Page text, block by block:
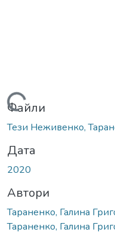
Вантажиться...
Файли
Тези Неживенко,
Дата
2020
Автори
Тараненко, Галина
Тараненко, Галина